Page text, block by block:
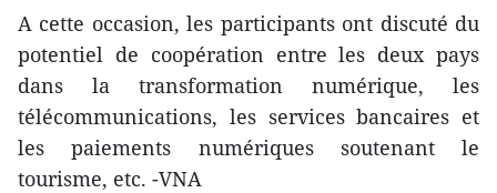
A cette occasion, les participants ont discuté du
potentiel de coopération entre les deux pays
dans la transformation numérique, les
télécommunications, les services bancaires et
les paiements numériques soutenant le
tourisme, etc. -VNA